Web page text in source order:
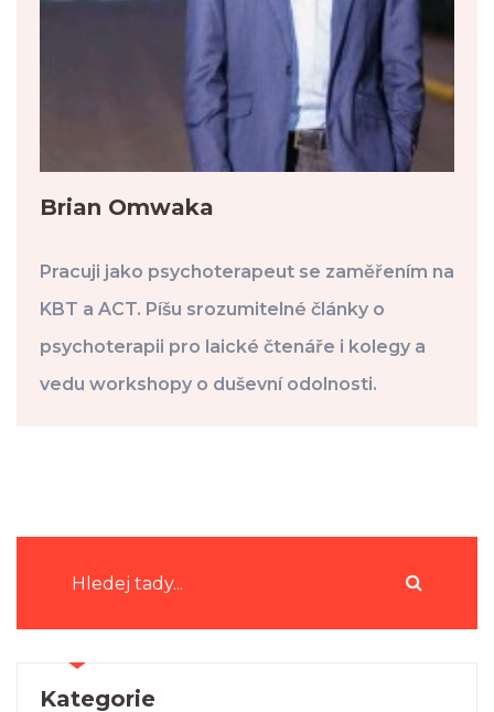
Brian Omwaka
Pracuji jako psychoterapeut se zaměřením na
KBT a ACT. Píšu srozumitelné články o
psychoterapii pro laické čtenáře i kolegy a
vedu workshopy o duševní odolnosti.
Kategorie